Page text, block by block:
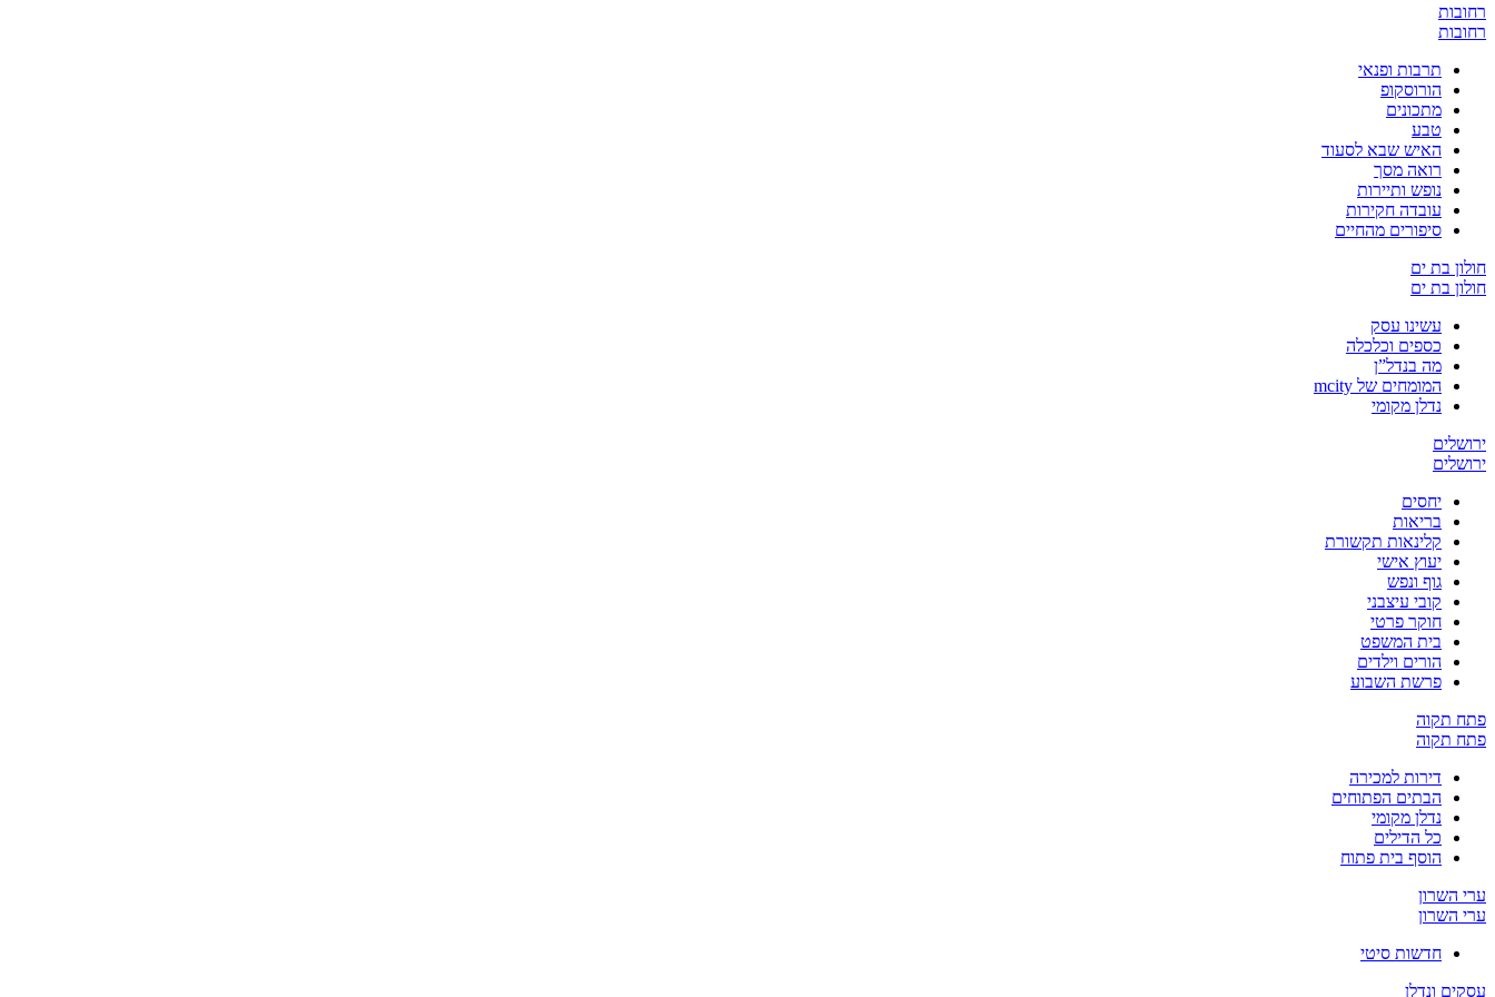
רחובות
רחובות
תרבות ופנאי
הורוסקופ
מתכונים
טבע
האיש שבא לסעוד
רואה מסך
נופש ותיירות
עובדה חקירות
סיפורים מהחיים
חולון בת ים
חולון בת ים
עשינו עסק
כספים וכלכלה
מה בנדל”ן
המומחים של mcity
נדלן מקומי
ירושלים
ירושלים
יחסים
בריאות
קלינאות תקשורת
יעוץ אישי
גוף ונפש
קובי עיצבני
חוקר פרטי
בית המשפט
הורים וילדים
פרשת השבוע
פתח תקוה
פתח תקוה
דירות למכירה
הבתים הפתוחים
נדלן מקומי
כל הדילים
הוסף בית פתוח
ערי השרון
ערי השרון
חדשות סיטי
עסקים ונדלן